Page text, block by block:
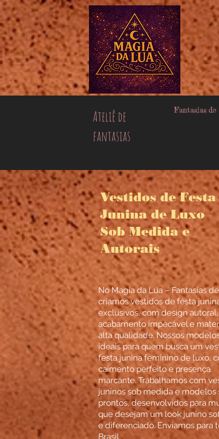
google-site-verification=muISvvxbJlCyqe4eG_oW-409uN8M2n3xpj2plEw6_lQ
Ateliê de
fantasias
Fantasias
Vestidos de Festa
Junina de Luxo
Sob Medida e
Autorais
No Magia da Lua – Fantasias
criamos vestidos de festa
exclusivos, com design autoral,
acabamento impecável e
alta qualidade. Nossos
ideais para quem busca um
festa junina feminino de luxo,
caimento perfeito e presença
marcante. Trabalhamos com
juninos sob medida e modelos
prontos, desenvolvidos para
que desejam um look junino
e diferenciado. Enviamos para
Brasil.